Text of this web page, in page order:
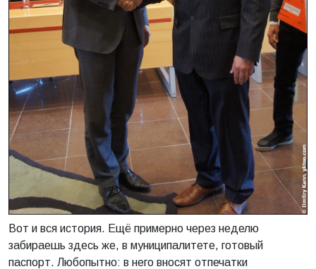
Вот и вся история. Ещё примерно через неделю
забираешь здесь же, в муниципалитете, готовый
паспорт. Любопытно: в него вносят отпечатки